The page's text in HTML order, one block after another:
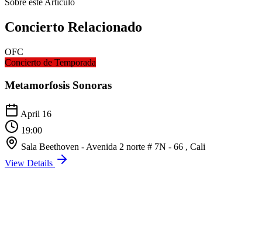
Sobre este Artículo
Concierto Relacionado
OFC
Concierto de Temporada
Metamorfosis Sonoras
April 16
19:00
Sala Beethoven - Avenida 2 norte # 7N - 66 , Cali
View Details